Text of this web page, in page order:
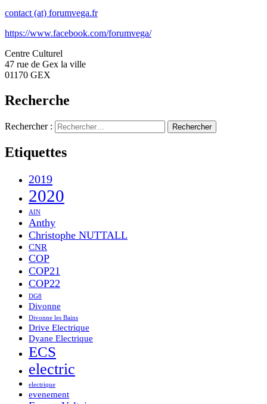
contact (at) forumvega.fr
https://www.facebook.com/forumvega/
Centre Culturel
47 rue de Gex la ville
01170 GEX
Recherche
Rechercher :
Etiquettes
2019
2020
AIN
Anthy
Christophe NUTTALL
CNR
COP
COP21
COP22
DG8
Divonne
Divonne les Bains
Drive Electrique
Dyane Electrique
ECS
electric
electrique
evenement